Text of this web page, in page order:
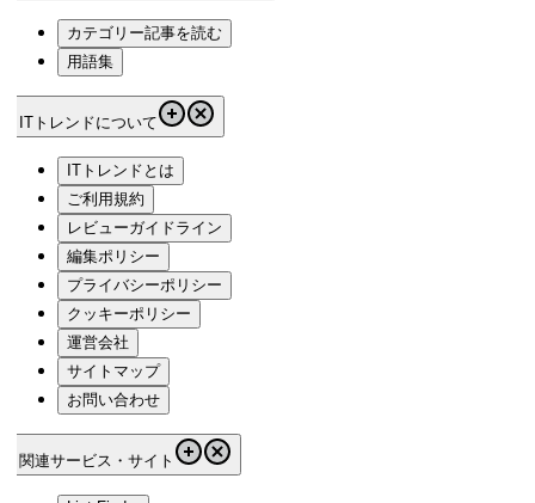
カテゴリー記事を読む
用語集
ITトレンドについて
ITトレンドとは
ご利用規約
レビューガイドライン
編集ポリシー
プライバシーポリシー
クッキーポリシー
運営会社
サイトマップ
お問い合わせ
関連サービス・サイト